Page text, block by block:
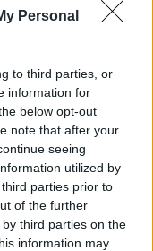
Personal
to third parties, or
information for
below opt-out
note that after your
seeing
utilized by
parties prior to
of the further
third parties on the
information may
αιώνα»
Google News
ειδήσεις